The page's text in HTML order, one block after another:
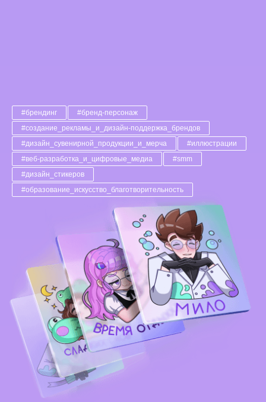
#брендинг
#бренд-персонаж
#создание_рекламы_и_дизайн-поддержка_брендов
#дизайн_сувенирной_продукции_и_мерча
#иллюстрации
#веб-разработка_и_цифровые_медиа
#smm
#дизайн_стикеров
#образование_искусство_благотворительность